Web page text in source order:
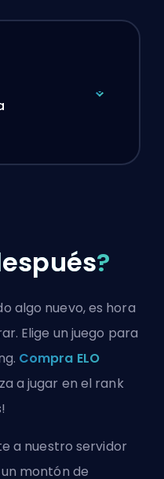
?
algo nuevo, es hora
Elige un juego para
Compra ELO
a jugar en el rank
a nuestro servidor
montón de